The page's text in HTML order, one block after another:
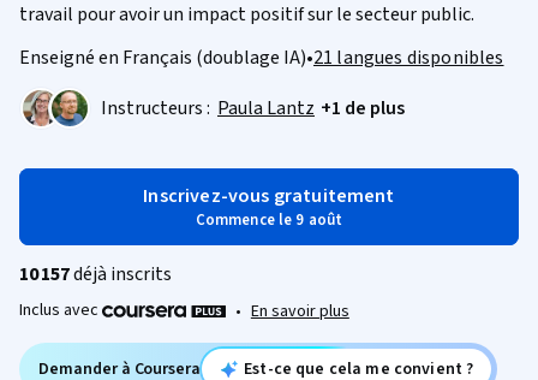
travail pour avoir un impact positif sur le secteur public.
Enseigné en Français (doublage IA)•21 langues disponibles
Instructeurs : Paula Lantz +1 de plus
Inscrivez-vous gratuitement
Commence le 9 août
10 157déjà inscrits
Inclus avec • En savoir plus
Demander à Coursera Est-ce que cela me convient ?